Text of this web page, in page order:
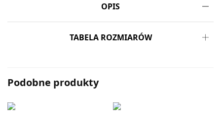
OPIS
TABELA ROZMIARÓW
Podobne produkty